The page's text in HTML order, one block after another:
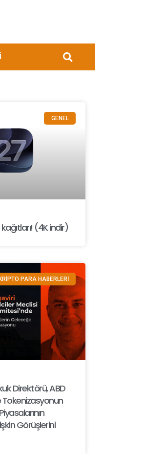
GENEL
(4K indir)
KRİPTO PARA HABERLERİ
Direktörü, ABD
Tokenizasyonun
Görüşlerini